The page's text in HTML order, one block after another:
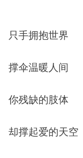
只手拥抱世界
撑伞温暖人间
你残缺的肢体
却撑起爱的天空